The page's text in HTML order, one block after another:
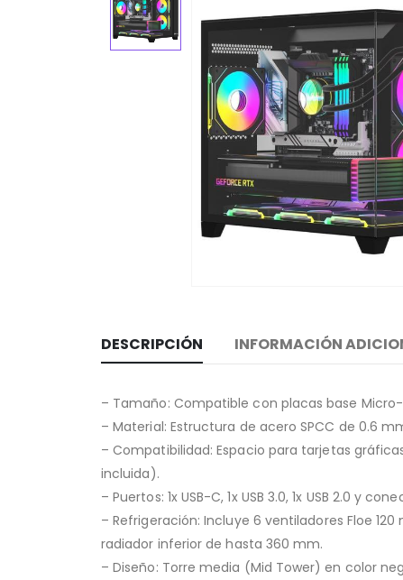
DESCRIPCIÓN INFORMACIÓN
– Tamaño: Compatible con placas base Micro-
– Material: Estructura de acero SPCC de 0.6
– Compatibilidad: Espacio para tarjetas
incluida).
– Puertos: 1x USB-C, 1x USB 3.0, 1x USB 2.0 y
– Refrigeración: Incluye 6 ventiladores Floe
radiador inferior de hasta 360 mm.
– Diseño: Torre media (Mid Tower) en color